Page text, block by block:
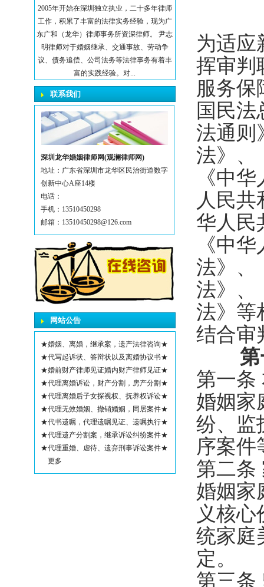
2005年开始在深圳独立执业，二十多年律师
工作，积累了丰富的法律实务经验，现为广
东广和（龙华）律师事务所资深律师。 尹志
明律师对于婚姻继承、交通事故、劳动争
议、债务追偿、公司法务等法律事务有着丰
富的实践经验。对...
联系我们
深圳龙华婚姻律师网(观澜律师网)
地址：广东省深圳市龙华区民治街道数字
创新中心A座14楼
电话：
手机：13510450298
邮箱：13510450298@126.com
网站公告
★婚姻、离婚，继承案，遗产法律咨询★
★代写起诉状、答辩状以及离婚协议书★
★婚前财产律师见证婚内财产律师见证★
★代理离婚诉讼，财产分割，房产分割★
★代理离婚后子女探视权、抚养权诉讼★
★代理无效婚姻、撤销婚姻，同居案件★
★代书遗嘱，代理遗嘱见证、遗嘱执行★
★代理遗产分割案，继承诉讼纠纷案件★
★代理重婚、虐待、遗弃刑事诉讼案件★
更多
为适应
挥审判
服务保
国民
法通则
法》、
《中
人民
华人民
《中
法》、
法》、
法》等
结合审
第一条
婚姻家
纷、监
序案件
第二条
婚姻家
义核
统家庭
定。
第三条